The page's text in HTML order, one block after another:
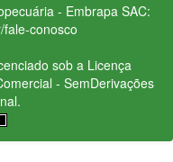
- Embrapa SAC:
conosco
sob a Licença
- SemDerivações